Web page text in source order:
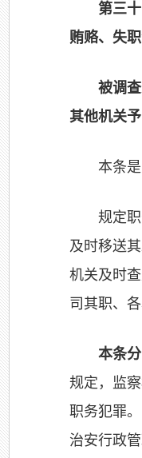
第三
贿赂、失
被调
其他机关予
本条
规定
及时移送
机关及时
司其职、
本条
规定，监
职务犯罪
治安行政